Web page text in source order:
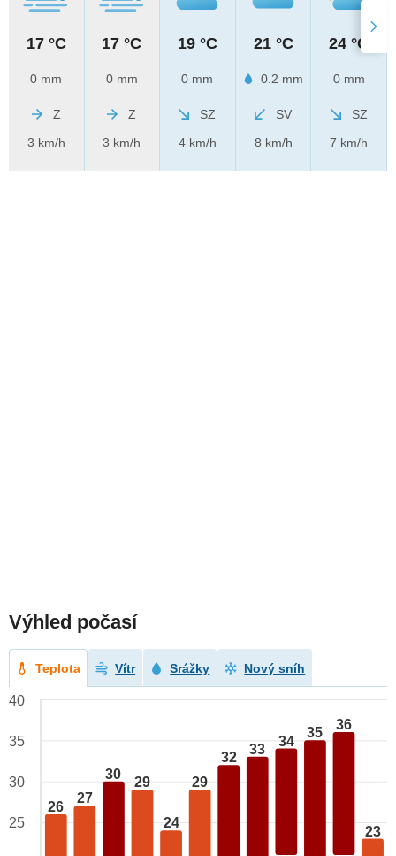
17 °C
0 mm
Z
3 km/h
17 °C
0 mm
Z
3 km/h
19 °C
0 mm
SZ
4 km/h
21 °C
0.2 mm
SV
8 km/h
24 °C
0 mm
SZ
7 km/h
Výhled počasí
Teplota Vítr Srážky Nový sníh
26
27
30
29
24
29
32
33
34
35
36
23
40
35
30
25